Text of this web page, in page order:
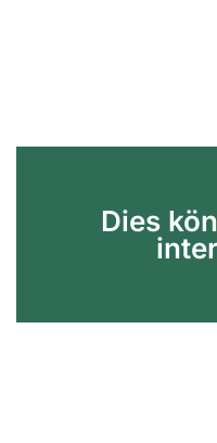
Dies